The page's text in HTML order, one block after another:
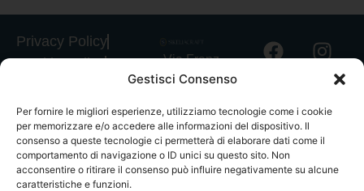
Gestisci Consenso
Per fornire le migliori esperienze, utilizziamo tecnologie come i cookie
per memorizzare e/o accedere alle informazioni del dispositivo. Il
consenso a queste tecnologie ci permetterà di elaborare dati come il
comportamento di navigazione o ID unici su questo sito. Non
acconsentire o ritirare il consenso può influire negativamente su alcune
caratteristiche e funzioni.
Privacy Policy
Cookie Policy
Spedizioni
Informativa
GPSR
Termini e
Via Franz
Fischietti, 15
Palermo
+39
3939546162
info@sikeliac